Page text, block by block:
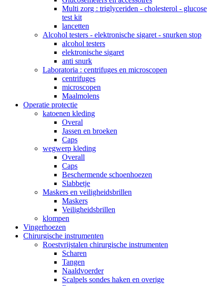
Multi zorg : triglyceriden - cholesterol - glucose
test kit
lancetten
Alcohol testers - elektronische sigaret - snurken stop
alcohol testers
elektronische sigaret
anti snurk
Laboratoria : centrifuges en microscopen
centrifuges
microscopen
Maalmolens
Operatie protectie
katoenen kleding
Overal
Jassen en broeken
Caps
wegwerp kleding
Overall
Caps
Beschermende schoenhoezen
Slabbetje
Maskers en veiligheidsbrillen
Maskers
Veiligheidsbrillen
klompen
Vingerhoezen
Chirurgische instrumenten
Roestvrijstalen chirurgische instrumenten
Scharen
Tangen
Naaldvoerder
Scalpels sondes haken en overige